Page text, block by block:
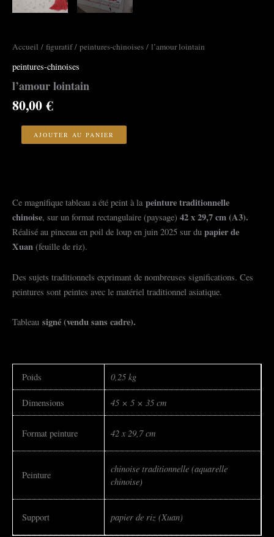
Accueil / figuratif/ peintures-chinoises / l’amour lointain
peintures-chinoises
l’amour lointain
80,00€
l'amour
AJOUTER AU PANIER
Ce magnifique tableau a été peint à la peinture traditionnelle
chinoise, sur un format rectangulaire (paysage) 42x 29,7 cm (A3).
Réalisé au pinceau en poil de loup en juin 2025 sur du papier de
Xuan (feuille de riz).
Des sujets traditionnels exprimant de nombreuses significations. Ces
peintures sont peintes avec le matériel traditionnel asiatique.
Tableau signé (vendu sans cadre).
Poids 0,25 kg
Dimensions 45 × 5 × 35 cm
Format peinture 42 x 29,7 cm
Peinture
chinoise traditionnelle (aquarelle
chinoise)
Support papier de riz (Xuan)